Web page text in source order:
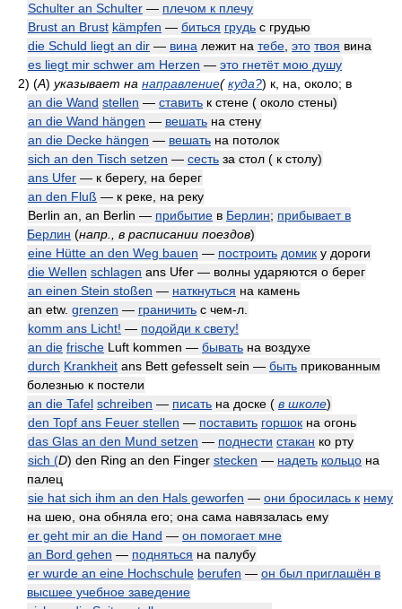
Schulter an Schulter — плечом к плечу
Brust an Brust kämpfen — биться грудь с грудью
die Schuld liegt an dir — вина лежит на тебе это твоя вина
es liegt mir schwer am Herzen — это гнетёт мою душу
2) (A) указывает на направление(куда?) к, на, около; в
an die Wand stellen — ставить к стене ( около стены)
an die Wand hängen — вешать на стену
an die Decke hängen — вешать на потолок
sich an den Tisch setzen — сесть за стол ( к столу)
ans Ufer — к берегу, на берег
an den Fluß — к реке, на реку
Berlin an, an Berlin — прибытие в Берлин; прибывает в
Берлин (напр., в расписании поездов)
eine Hütte an den Weg bauen — построить домик у дороги
die Wellen schlagen ans Ufer — волны ударяются о берег
an einen Stein stoßen — наткнуться на камень
an etw. grenzen — граничить с чем-л.
komm ans Licht! — подойди к свету!
an die frische Luft kommen — бывать на воздухе
durch Krankheit ans Bett gefesselt sein — быть прикованным
болезнью к постели
an die Tafel schreiben — писать на доске ( в школе)
den Topf ans Feuer stellen — поставить горшок на огонь
das Glas an den Mund setzen — поднести стакан ко рту
sich (D) den Ring an den Finger stecken — надеть кольцо на
палец
sie hat sich ihm an den Hals geworfen — они бросилась к нему
на шею, она обняла его; она сама навязалась ему
er geht mir an die Hand — он помогает мне
an Bord gehen — подняться на палубу
er wurde an eine Hochschule berufen — он был приглашён в
высшее учебное заведение